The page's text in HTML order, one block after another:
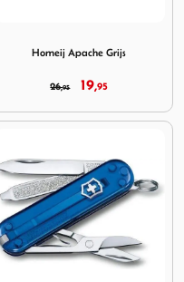
Homeij Apache Grijs
26,95 19,95